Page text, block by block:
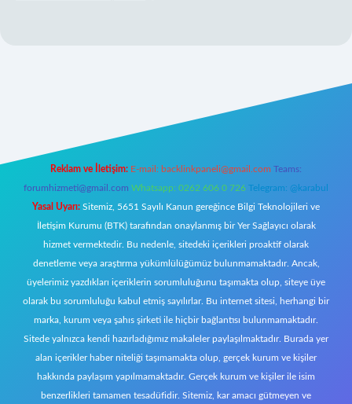
Reklam ve İletişim: E-mail: backlinkpaneli@gmail.com Teams:
forumhizmeti@gmail.com Whatsapp: 0262 606 0 726 Telegram: @karabul
Yasal Uyarı: Sitemiz, 5651 Sayılı Kanun gereğince Bilgi Teknolojileri ve
İletişim Kurumu (BTK) tarafından onaylanmış bir Yer Sağlayıcı olarak
hizmet vermektedir. Bu nedenle, sitedeki içerikleri proaktif olarak
denetleme veya araştırma yükümlülüğümüz bulunmamaktadır. Ancak,
üyelerimiz yazdıkları içeriklerin sorumluluğunu taşımakta olup, siteye üye
olarak bu sorumluluğu kabul etmiş sayılırlar. Bu internet sitesi, herhangi bir
marka, kurum veya şahıs şirketi ile hiçbir bağlantısı bulunmamaktadır.
Sitede yalnızca kendi hazırladığımız makaleler paylaşılmaktadır. Burada yer
alan içerikler haber niteliği taşımamakta olup, gerçek kurum ve kişiler
hakkında paylaşım yapılmamaktadır. Gerçek kurum ve kişiler ile isim
benzerlikleri tamamen tesadüfidir. Sitemiz, kar amacı gütmeyen ve